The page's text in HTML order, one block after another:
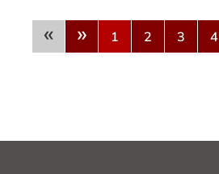
« » 1 2 3 4